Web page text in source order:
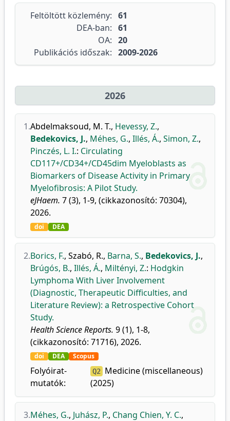
Feltöltött közlemény: 61
DEA-ban: 61
OA: 20
Publikációs időszak: 2009-2026
2026
1.Abdelmaksoud, M. T., Hevessy, Z.,
Bedekovics, J., Méhes, G., Illés, Á., Simon, Z.,
Pinczés, L. I.: Circulating
CD117+/CD34+/CD45dim Myeloblasts as
Biomarkers of Disease Activity in Primary
Myelofibrosis: A Pilot Study.
eJHaem. 7 (3), 1-9, (cikkazonosító: 70304),
2026.
doi DEA
2.Borics, F., Szabó, R., Barna, S., Bedekovics, J.,
Brúgós, B., Illés, Á., Miltényi, Z.: Hodgkin
Lymphoma With Liver Involvement
(Diagnostic, Therapeutic Difficulties, and
Literature Review): a Retrospective Cohort
Study.
Health Science Reports. 9 (1), 1-8,
(cikkazonosító: 71716), 2026.
doi DEA Scopus
Folyóirat-
mutatók:
Q2
Medicine (miscellaneous)
(2025)
3.Méhes, G., Juhász, P., Chang Chien, Y. C.,